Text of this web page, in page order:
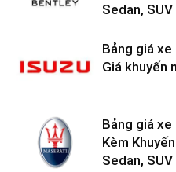
Sedan, SUV
Bảng giá
Giá khuyến
Bảng giá
Kèm
Sedan, SUV